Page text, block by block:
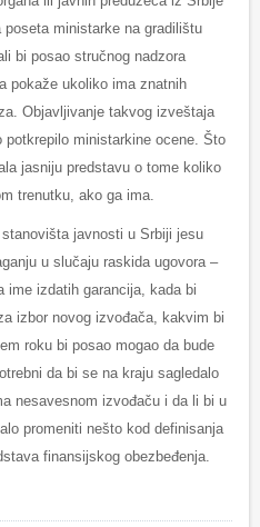
poseta ministarke na gradilištu
bi posao stručnog nadzora
pokaže ukoliko ima znatnih
Objavljivanje takvog izveštaja
ministarkine ocene. Što
jasniju predstavu o tome koliko
trenutku, ako ga ima.
javnosti u Srbiji jesu
u slučaju raskida ugovora –
ime izdatih garancija, kada bi
izbor novog izvođača, kakvim bi
roku bi posao mogao da bude
da bi se na kraju sagledalo
nesavesnom izvođaču i da li bi u
promeniti nešto kod definisanja
finansijskog obezbeđenja.